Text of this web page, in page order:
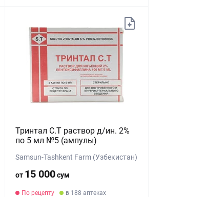
Тринтал С.Т раствор д/ин. 2%
по 5 мл №5 (ампулы)
Samsun-Tashkent Farm (Узбекистан)
от 15 000сум
По рецепту в 188 аптеках